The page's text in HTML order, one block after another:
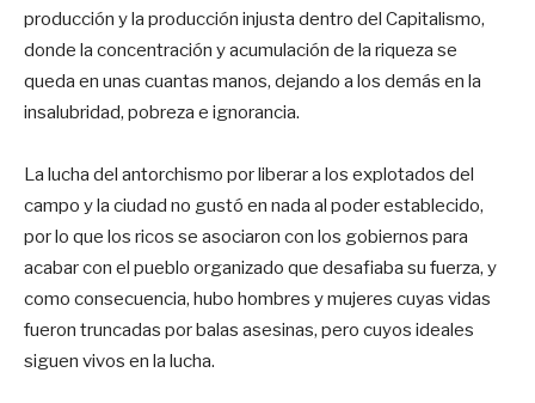
producción y la producción injusta dentro del Capitalismo,
donde la concentración y acumulación de la riqueza se
queda en unas cuantas manos, dejando a los demás en la
insalubridad, pobreza e ignorancia.
La lucha del antorchismo por liberar a los explotados del
campo y la ciudad no gustó en nada al poder establecido,
por lo que los ricos se asociaron con los gobiernos para
acabar con el pueblo organizado que desafiaba su fuerza, y
como consecuencia, hubo hombres y mujeres cuyas vidas
fueron truncadas por balas asesinas, pero cuyos ideales
siguen vivos en la lucha.